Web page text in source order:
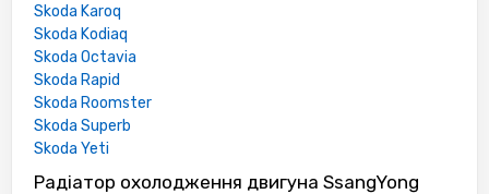
Skoda Karoq
Skoda Kodiaq
Skoda Octavia
Skoda Rapid
Skoda Roomster
Skoda Superb
Skoda Yeti
Радіатор охолодження двигуна SsangYong